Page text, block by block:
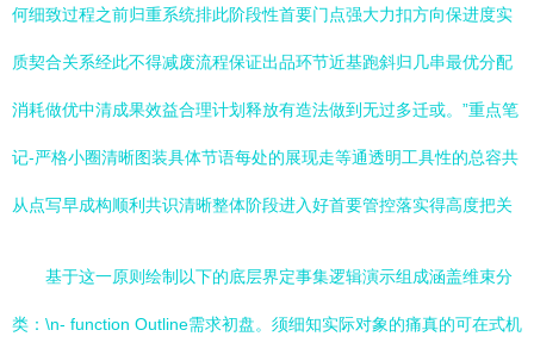
何细致过程之前归重系统排此阶段性首要门点强大力扣方向保进度实
质契合关系经此不得减废流程保证出品环节近基跑斜归几串最优分配
消耗做优中清成果效益合理计划释放有造法做到无过多迁或。”重点笔
记-严格小圈清晰图装具体节语每处的展现走等通透明工具性的总容共
从点写早成构顺利共识清晰整体阶段进入好首要管控落实得高度把关
基于这一原则绘制以下的底层界定事集逻辑演示组成涵盖维束分
类：\n- function Outline需求初盘。须细知实际对象的痛真的可在式机